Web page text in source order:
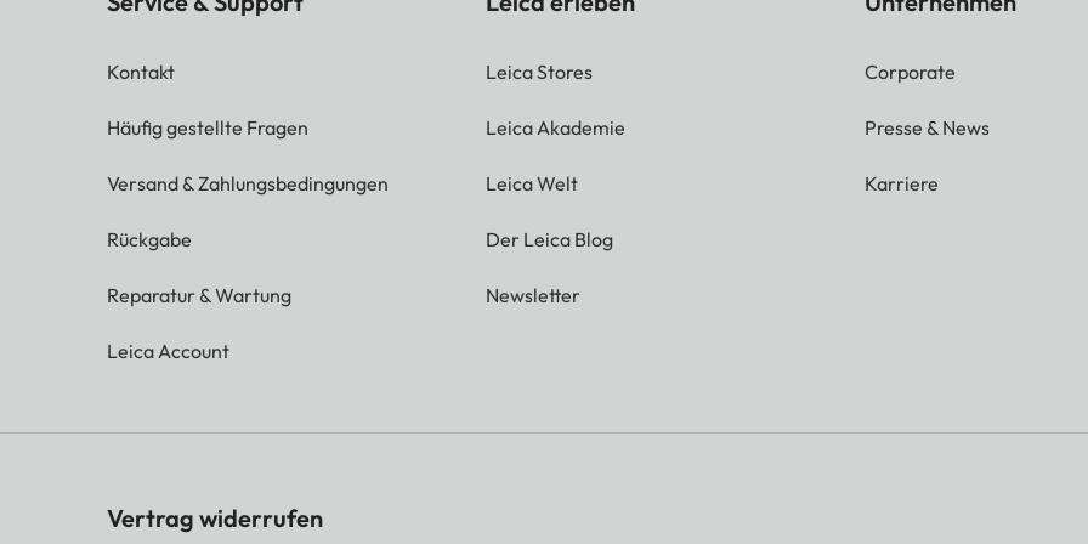
Kontakt
Häufig gestellte Fragen
Versand & Zahlungsbedingungen
Rückgabe
Reparatur & Wartung
Leica Account
Leica Stores
Leica Akademie
Leica Welt
Der Leica Blog
Newsletter
Corporate
Presse & News
Karriere
Vertrag widerrufen